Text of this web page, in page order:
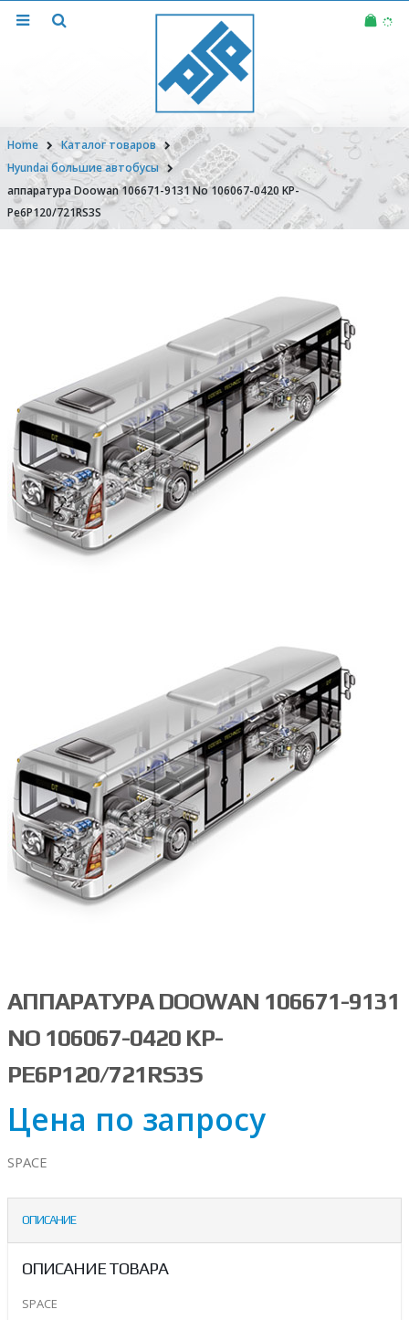
Home
Каталог товаров
Hyundai большие автобусы
аппаратура Doowan 106671-9131 No 106067-0420 KP-
Pe6P120/721RS3S
АППАРАТУРА DOOWAN 106671-9131
NO 106067-0420 KP-
PE6P120/721RS3S
Цена по запросу
SPACE
ОПИСАНИЕ
ОПИСАНИЕ ТОВАРА
SPACE